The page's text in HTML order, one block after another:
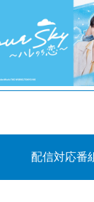
配信対応番